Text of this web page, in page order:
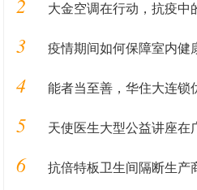
大金空调在行动，抗疫中
3 疫情期间如何保障室内健
4 能者当至善，华住大连锁
5 天使医生大型公益讲座在
6 抗倍特板卫生间隔断生产商